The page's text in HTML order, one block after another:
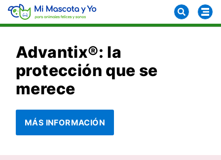
Advantix®: la
protección que se
merece
MÁS INFORMACIÓN